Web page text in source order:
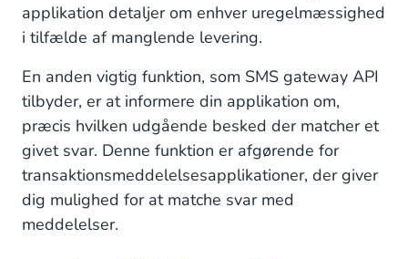
applikation detaljer om enhver uregelmæssighed
i tilfælde af manglende levering.
En anden vigtig funktion, som SMS gateway API
tilbyder, er at informere din applikation om,
præcis hvilken udgående besked der matcher et
givet svar. Denne funktion er afgørende for
transaktionsmeddelelsesapplikationer, der giver
dig mulighed for at matche svar med
meddelelser.